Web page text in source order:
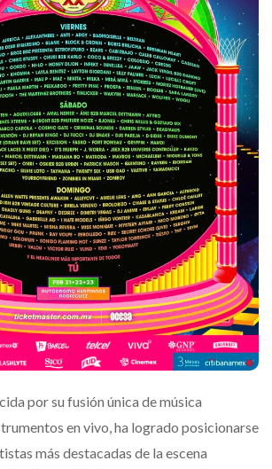
por su fusión única de música
en vivo, ha logrado posicionarse
más destacadas de la escena